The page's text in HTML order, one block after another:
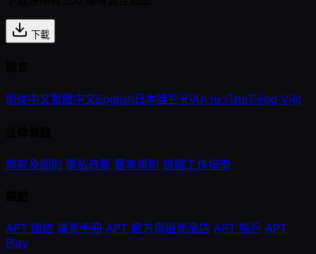
下載
简体中文繁體中文English 日本語한국어ภาษาไทยTiếng Việt
條款及細則 隱私政策 賽事規則 媒體工作指南
APT 連結 撲克手冊 APT 官方周邊商品店 APT 帳戶 APT
Play